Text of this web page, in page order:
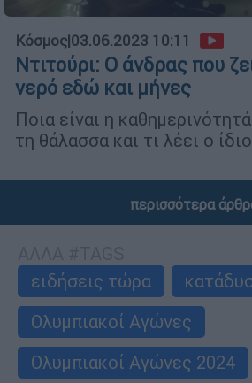
Κόσμος|03.06.2023 10:11
Ντιτούρι: Ο άνδρας που
νερό εδώ και μήνες
Ποια είναι η
τη θάλασσα και τι λέει ο
περισσότερα
ειδήσεις τώρα
Ολυμπιακοί Αγώνες
Ολυμπιακοί Αγώνες 2024